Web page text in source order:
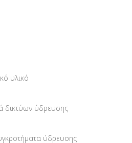
υλικό
δικτύων ύδρευσης
ύδρευσης